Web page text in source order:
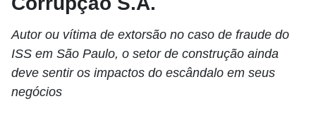
Autor ou vítima de extorsão no caso de fraude do
ISS em São Paulo, o setor de construção ainda
deve sentir os impactos do escândalo em seus
negócios